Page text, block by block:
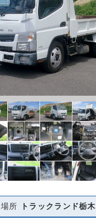
所 トラックランド栃木